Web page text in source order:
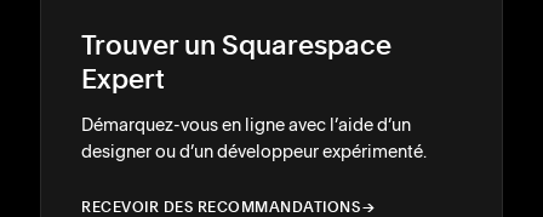
Trouver un Squarespace
Expert
Démarquez-vous en ligne avec l’aide d’un
designer ou d’un développeur expérimenté.
RECEVOIR DES RECOMMANDATIONS→
→